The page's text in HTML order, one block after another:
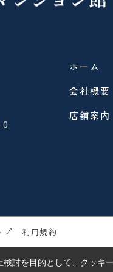
ホーム
会社概要
店舗案内
プ 利用規約
討を目的として、クッキ